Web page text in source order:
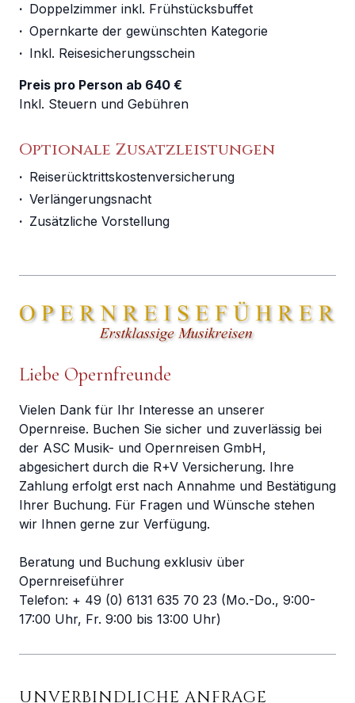
· Doppelzimmer inkl. Frühstücksbuffet
· Opernkarte der gewünschten Kategorie
· Inkl. Reisesicherungsschein
Preis pro Person ab 640 €
Inkl. Steuern und Gebühren
Optionale Zusatzleistungen
· Reiserücktrittskostenversicherung
· Verlängerungsnacht
· Zusätzliche Vorstellung
Liebe Opernfreunde
Vielen Dank für Ihr Interesse an unserer
Opernreise. Buchen Sie sicher und zuverlässig bei
der ASC Musik- und Opernreisen GmbH,
abgesichert durch die R+V Versicherung. Ihre
Zahlung erfolgt erst nach Annahme und Bestätigung
Ihrer Buchung. Für Fragen und Wünsche stehen
wir Ihnen gerne zur Verfügung.
Beratung und Buchung exklusiv über
Opernreiseführer
Telefon: + 49 (0) 6131 635 70 23 (Mo.-Do., 9:00-
17:00 Uhr, Fr. 9:00 bis 13:00 Uhr)
UNVERBINDLICHE ANFRAGE